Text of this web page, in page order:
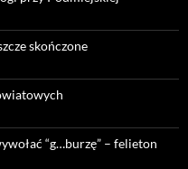
skończone
“g…burzę” – felieton